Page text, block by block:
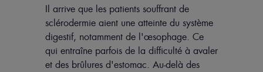
Il arrive que les patients souffrant de
sclérodermie aient une atteinte du système
digestif, notamment de l'œsophage. Ce
qui entraîne parfois de la difficulté à avaler
et des brûlures d'estomac. Au-delà des